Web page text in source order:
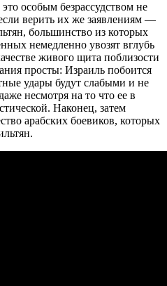
особым безрассудством не
верить их же заявлениям —
большинство из которых
немедленно увозят вглубь
живого щита поблизости
просты: Израиль побоится
удары будут слабыми и не
несмотря на то что ее в
Наконец, затем
арабских боевиков, которых